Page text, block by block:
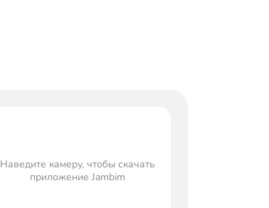
Наведите камеру, чтобы скачать
приложение Jambim